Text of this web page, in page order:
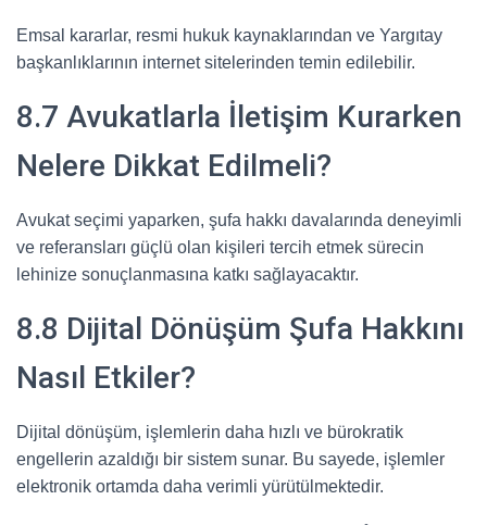
Emsal kararlar, resmi hukuk kaynaklarından ve Yargıtay
başkanlıklarının internet sitelerinden temin edilebilir.
8.7 Avukatlarla İletişim Kurarken
Nelere Dikkat Edilmeli?
Avukat seçimi yaparken, şufa hakkı davalarında deneyimli
ve referansları güçlü olan kişileri tercih etmek sürecin
lehinize sonuçlanmasına katkı sağlayacaktır.
8.8 Dijital Dönüşüm Şufa Hakkını
Nasıl Etkiler?
Dijital dönüşüm, işlemlerin daha hızlı ve bürokratik
engellerin azaldığı bir sistem sunar. Bu sayede, işlemler
elektronik ortamda daha verimli yürütülmektedir.